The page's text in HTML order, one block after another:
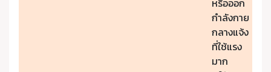
หรือออก
กำลังกาย
กลางแจ้ง
ที่ใช้แรง
มาก